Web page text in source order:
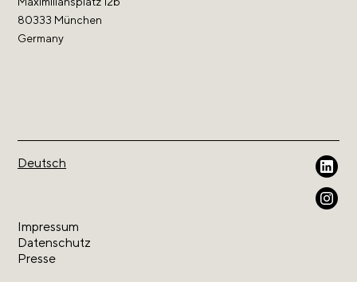
80333 München
Germany
Deutsch
Impressum
Datenschutz
Presse